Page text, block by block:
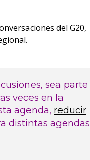
del G20,
sea parte
veces en la
agenda, reducir
distintas agendas